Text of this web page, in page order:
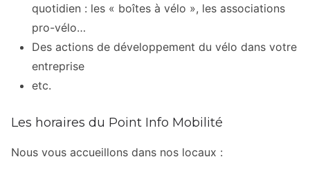
quotidien : les « boîtes à vélo », les associations
pro-vélo…
Des actions de développement du vélo dans votre
entreprise
etc.
Les horaires du Point Info Mobilité
Nous vous accueillons dans nos locaux :